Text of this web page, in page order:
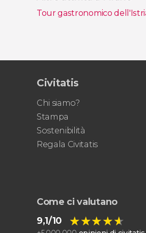
Tour gastronomico
Civitatis
Chi siamo?
Stampa
Sostenibilità
Regala Civitatis
Come ci valutano
9,1/10
★★★★★
★★★★★